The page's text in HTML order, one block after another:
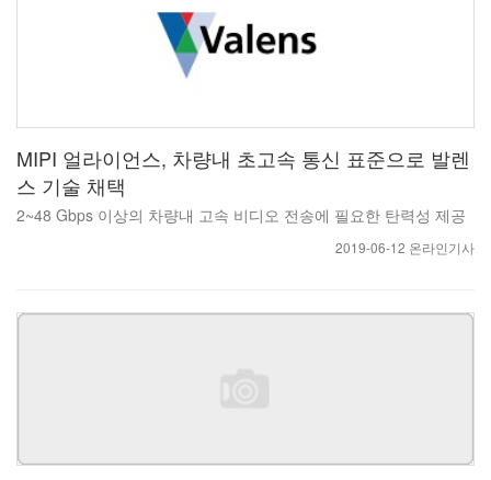
MIPI 얼라이언스, 차량내 초고속 통신 표준으로 발렌
스 기술 채택
2~48 Gbps 이상의 차량내 고속 비디오 전송에 필요한 탄력성 제공
2019-06-12 온라인기사